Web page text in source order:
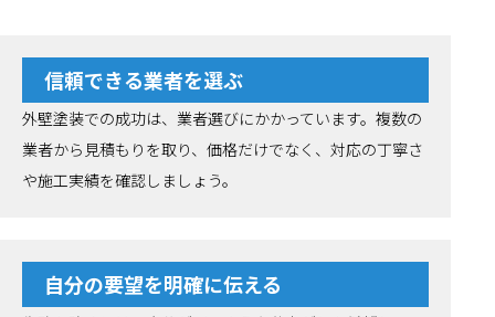
信頼できる業者を選ぶ
外壁塗装での成功は、業者選びにかかっています。複数の
業者から見積もりを取り、価格だけでなく、対応の丁寧さ
や施工実績を確認しましょう。
自分の要望を明確に伝える